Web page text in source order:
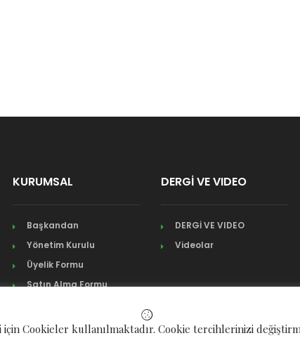
KURUMSAL
Başkandan
Yönetim Kurulu
Üyelik Formu
Satın Alma Formu
DERGİ VE VIDEO
DERGİ VE VIDEO
Videolar
Cookieler kullanılmaktadır. Cookie tercihlerinizi